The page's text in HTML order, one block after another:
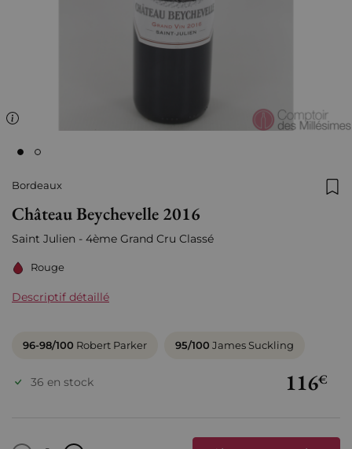
Bordeaux
Château Beychevelle 2016
Saint Julien - 4ème Grand Cru Classé
Rouge
Descriptif détaillé
96-98/100 Robert Parker 95/100 James Suckling
116€
36 en stock